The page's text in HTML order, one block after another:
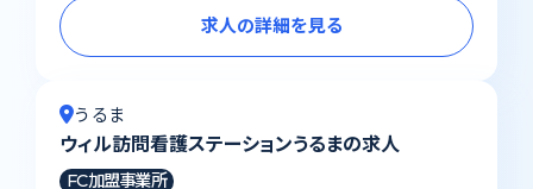
求人の詳細を見る
うるま
ウィル訪問看護ステーションうるまの求人
FC加盟事業所